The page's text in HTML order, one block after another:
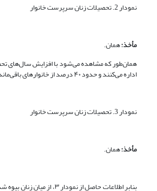
نمودار 2. تحصیلات زنان سرپرست خانوار
مأخذ:همان.
اداره می‌کنند و حدود ۴۰ درصد از خانوارهای باقی‌مانده نیز زنانی با تحصیلات دیپلم و کمتر از دیپلم مدیریت می‌کنند و کمتر از ۳ درصد زنان سرپرست خانوار تحصیلات دانشگاهی دارند.
نمودار 3. تحصیلات زنان سرپرست خانوار
مأخذ:همان.